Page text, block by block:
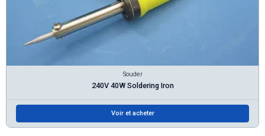
Souder
240V 40W Soldering Iron
Voir et acheter